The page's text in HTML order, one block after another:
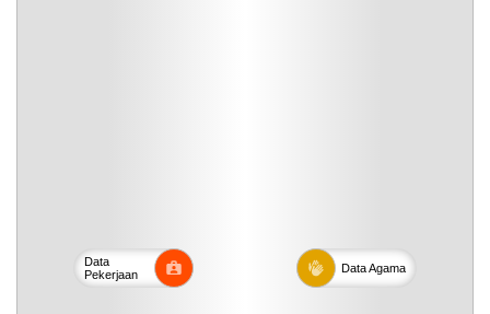
Data
Pekerjaan
DataAgama